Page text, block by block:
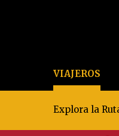
VIAJEROS
Explora la